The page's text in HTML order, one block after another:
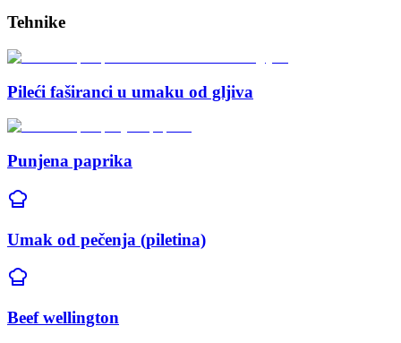
Tehnike
Pileći faširanci u umaku od gljiva
Punjena paprika
Umak od pečenja (piletina)
Beef wellington